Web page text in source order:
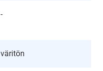
-
väritön